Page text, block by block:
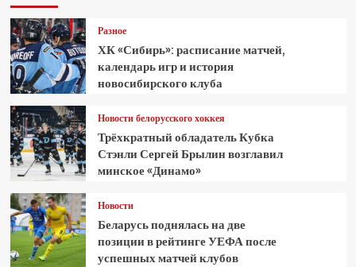
Разное
ХК «Сибирь»: расписание матчей,
календарь игр и история
новосибирского клуба
Новости белорусского хоккея
Трёхкратный обладатель Кубка
Стэнли Сергей Брылин возглавил
минское «Динамо»
Новости
Беларусь поднялась на две
позиции в рейтинге УЕФА после
успешных матчей клубов